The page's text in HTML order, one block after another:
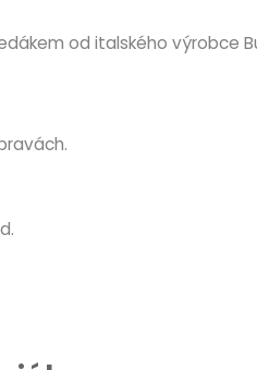
od italského výrobce